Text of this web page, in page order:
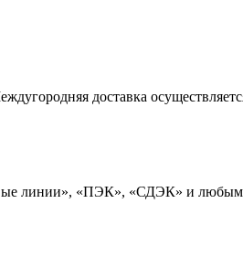
доставка
линии», «ПЭК», «СДЭК» и